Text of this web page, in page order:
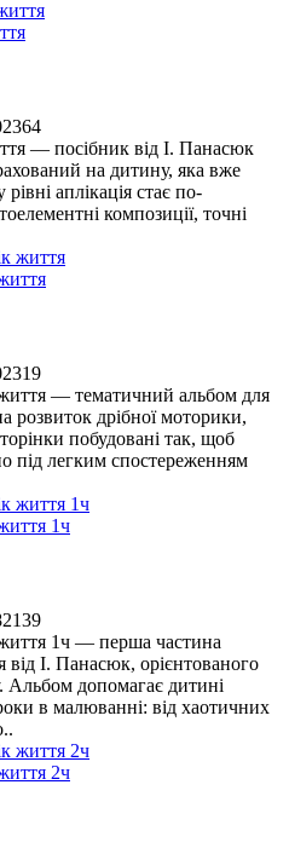
— посібник від І. Панасюк
на дитину, яка вже
аплікація стає по-
композиції, точні
— тематичний альбом для
розвиток дрібної моторики,
побудовані так, щоб
під легким спостереженням
1ч
1ч — перша частина
І. Панасюк, орієнтованого
допомагає дитині
в малюванні: від хаотичних
2ч